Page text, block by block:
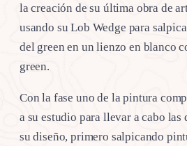
la creación de su última obra de
usando su Lob Wedge para
del green en un lienzo en blanco
green.
Con la fase uno de la pintura
a su estudio para llevar a cabo las
su diseño, primero salpicando